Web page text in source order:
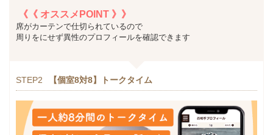
《《 オススメPOINT 》》
席がカーテンで仕切られているので
周りをにせず異性のプロフィールを確認できます
STEP2 【個室8対8】トークタイム